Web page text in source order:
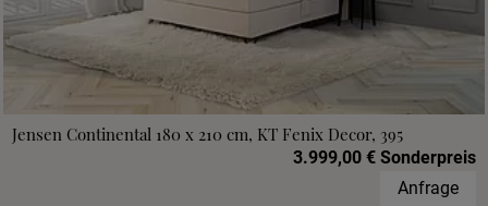
Jensen Continental 180 x 210 cm, KT Fenix Decor, 395
3.999,00 € Sonderpreis
Anfrage